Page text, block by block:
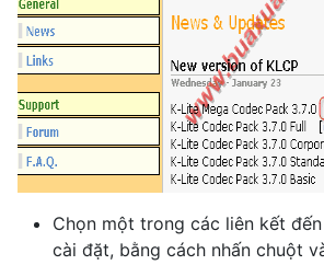
Chọn một trong các liên kết
cài đặt, bằng cách nhấn chuột